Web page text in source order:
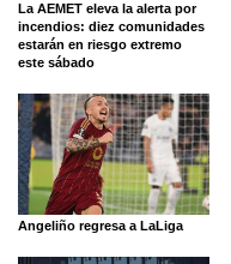
La AEMET eleva la alerta por
incendios: diez comunidades
estarán en riesgo extremo
este sábado
Angeliño regresa a LaLiga